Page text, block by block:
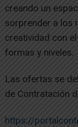
creando un
sorprender a los
creatividad con
formas y niveles.
Las ofertas se
de Contratación
https://